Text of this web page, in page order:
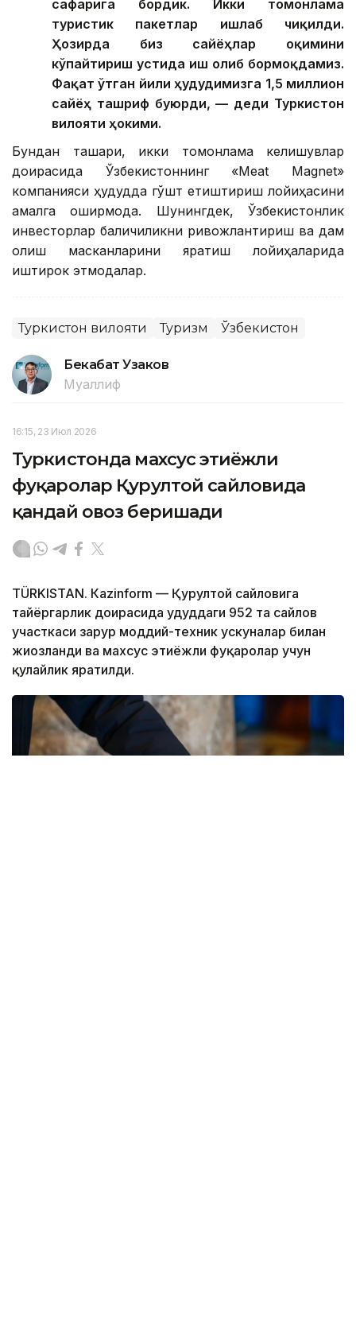
сафарига бордик. Икки томонлама
туристик пакетлар ишлаб чиқилди.
Ҳозирда биз сайёҳлар оқимини
кўпайтириш устида иш олиб бормоқдамиз.
Фақат ўтган йили ҳудудимизга 1,5 миллион
сайёҳ ташриф буюрди, — деди Туркистон
вилояти ҳокими.
Бундан ташқари, икки томонлама келишувлар
доирасида Ўзбекистоннинг «Meat Magnet»
компанияси ҳудудда гўшт етиштириш лойиҳасини
амалга оширмоқда. Шунингдек, Ўзбекистонлик
инвесторлар балиқчиликни ривожлантириш ва дам
олиш масканларини яратиш лойиҳаларида
иштирок этмоқдалар.
Туркистон вилояти Туризм Ўзбекистон
Бекабат Узаков
Муаллиф
16:15, 23 Июл 2026
Туркистонда махсус эҳтиёжли
фуқаролар Қурултой сайловида
қандай овоз беришади
TÜRKISTAN. Кazinform — Қурултой сайловига
тайёргарлик доирасида ҳудуддаги 952 та сайлов
участкаси зарур моддий-техник ускуналар билан
жиҳозланди ва махсус эҳтиёжли фуқаролар учун
қулайлик яратилди.